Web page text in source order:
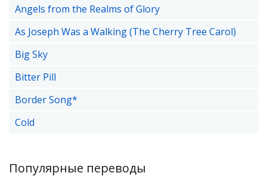
Angels from the Realms of Glory
As Joseph Was a Walking (The Cherry Tree Carol)
Big Sky
Bitter Pill
Border Song*
Cold
Популярные переводы